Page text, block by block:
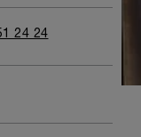
24 24